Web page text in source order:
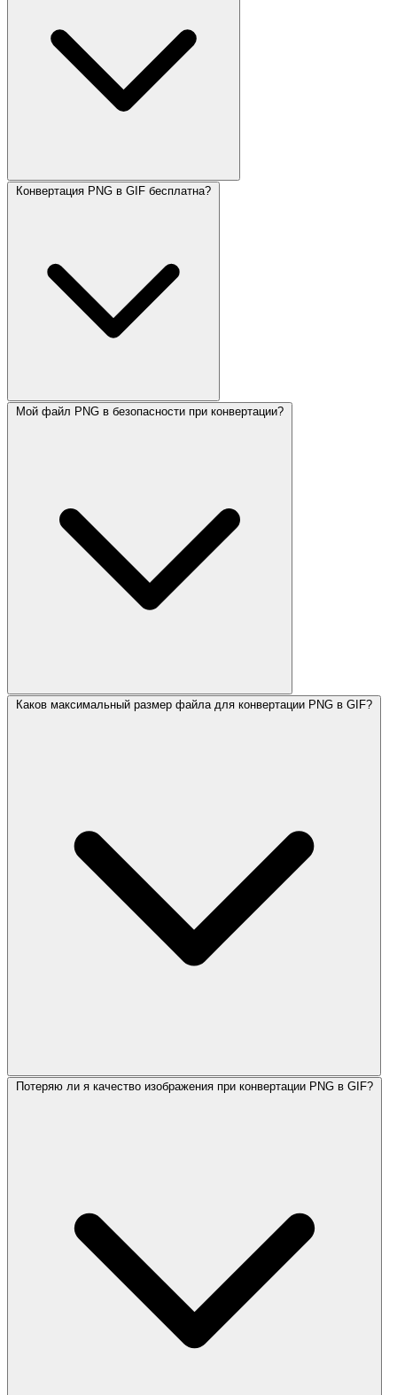
Конвертация PNG в GIF бесплатна?
Мой файл PNG в безопасности при конвертации?
Каков максимальный размер файла для конвертации PNG в GIF?
Потеряю ли я качество изображения при конвертации PNG в GIF?